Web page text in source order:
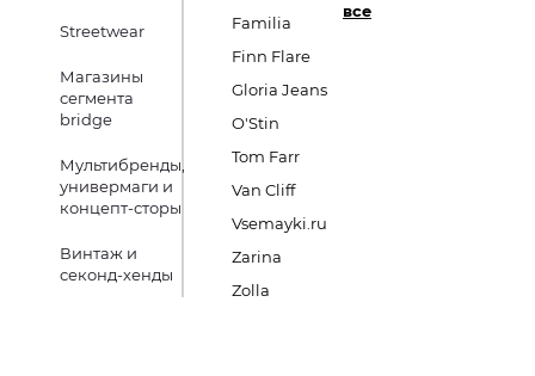
Streetwear
Магазины
сегмента
bridge
Мультибренды,
универмаги и
концепт-сторы
Винтаж и
секонд-хенды
Familia
Finn Flare
Gloria Jeans
O'Stin
Tom Farr
Van Cliff
Vsemayki.ru
Zarina
Zolla
все